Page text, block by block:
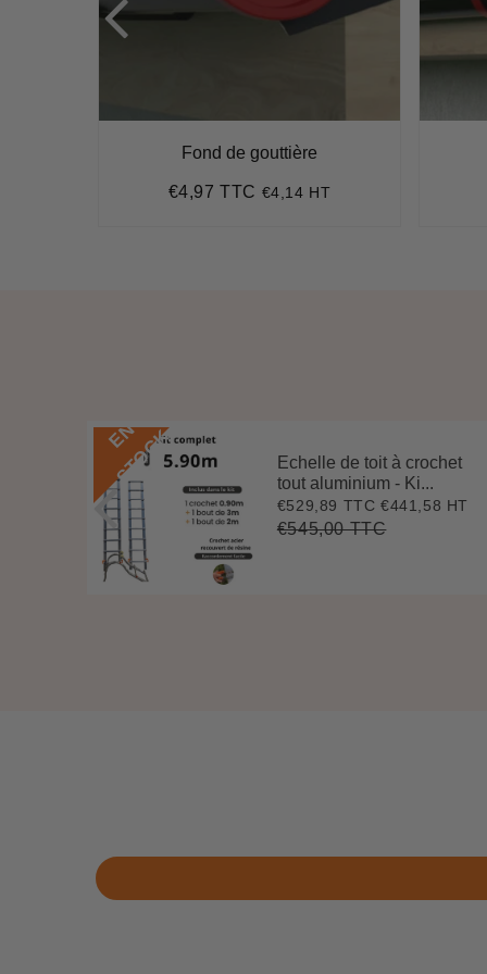
Fond de gouttière
Prix
€4,97 TTC €4,97
€4,14 HT
E
N
S
T
O
C
K
Echelle de toit à crochet
tout aluminium - Ki...
Prix
réduit
€529,89 TTC €529,89
€441,58 HT
Prix
€545,00 TTC€545,00